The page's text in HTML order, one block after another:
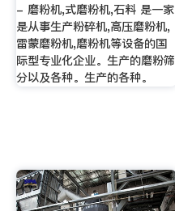
- 磨粉机,式磨粉机,石料 是一家
是从事生产粉碎机,高压磨粉机,
雷蒙磨粉机,磨粉机等设备的国
际型专业化企业。生产的磨粉筛
分以及各种。生产的各种。